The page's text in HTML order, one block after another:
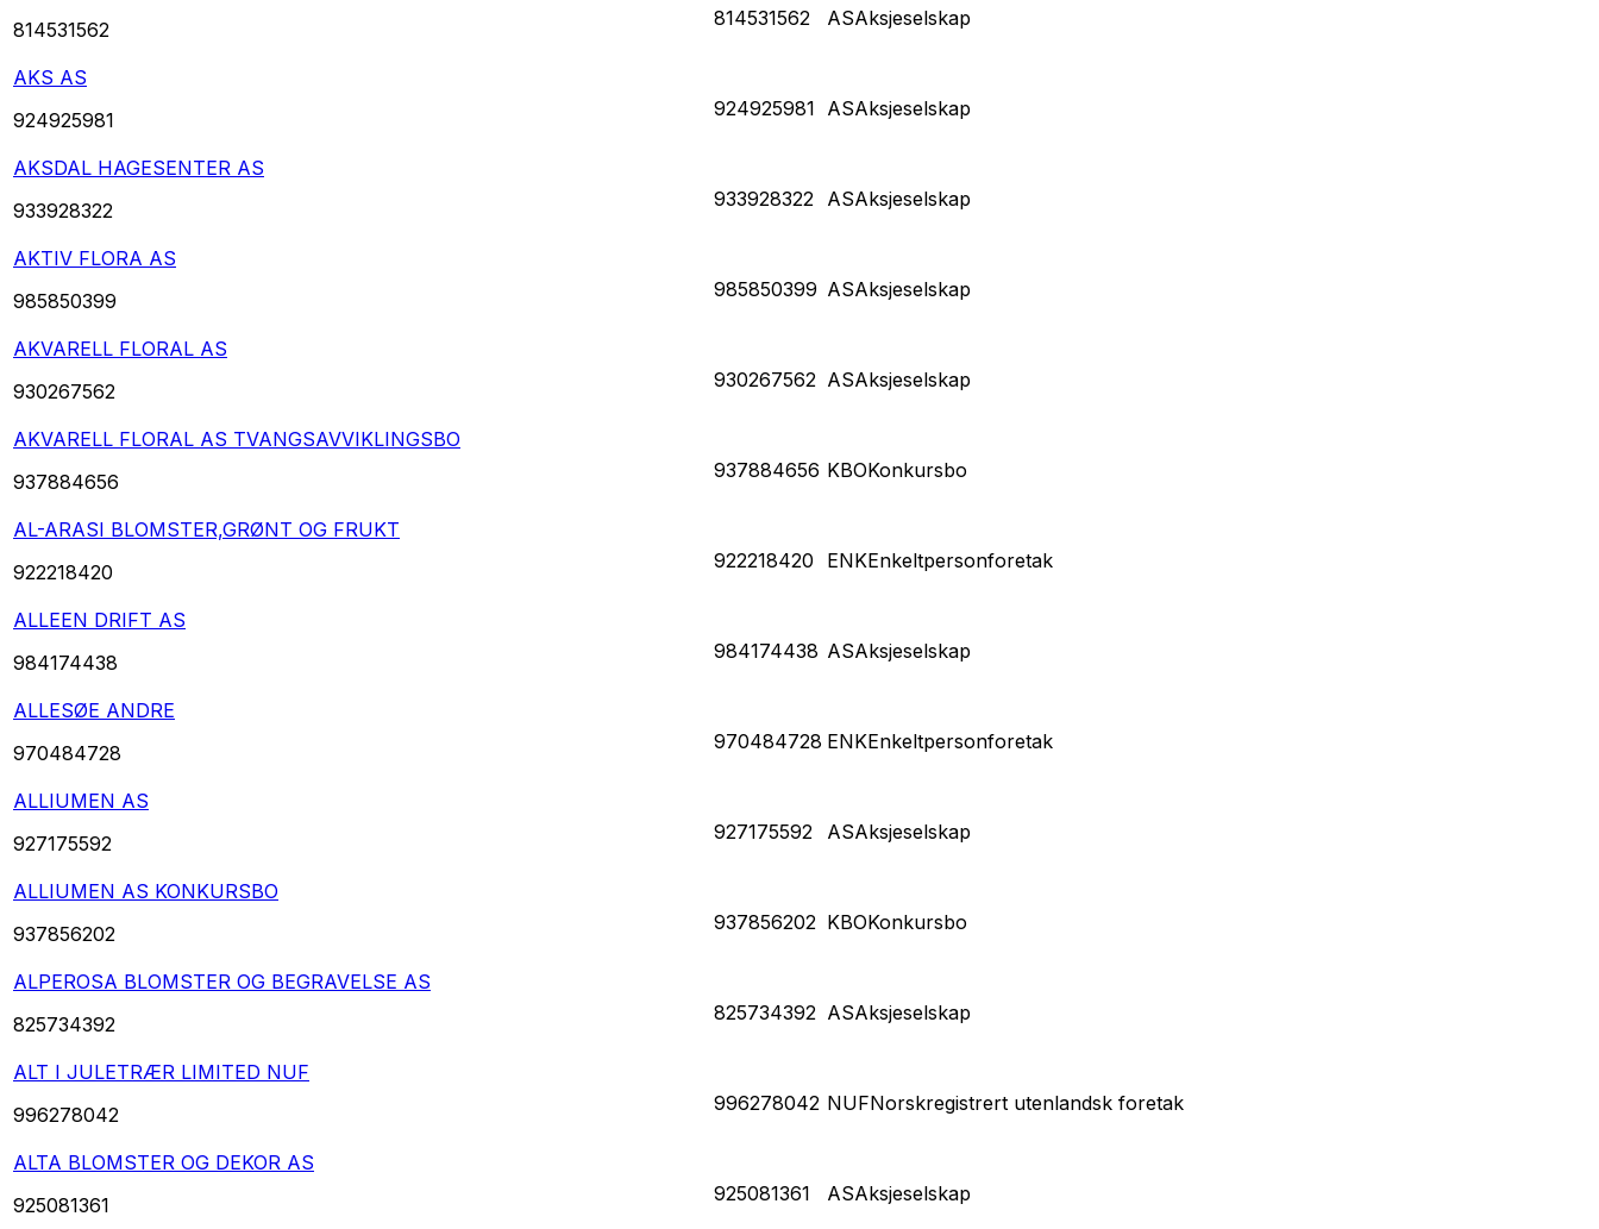
814531562
814531562 ASAksjeselskap
AKS AS
924925981
924925981 ASAksjeselskap
AKSDAL HAGESENTER AS
933928322
933928322 ASAksjeselskap
AKTIV FLORA AS
985850399
985850399 ASAksjeselskap
AKVARELL FLORAL AS
930267562
930267562 ASAksjeselskap
AKVARELL FLORAL AS TVANGSAVVIKLINGSBO
937884656
937884656 KBOKonkursbo
AL-ARASI BLOMSTER,GRØNT OG FRUKT
922218420
922218420 ENKEnkeltpersonforetak
ALLEEN DRIFT AS
984174438
984174438 ASAksjeselskap
ALLESØE ANDRE
970484728
970484728 ENKEnkeltpersonforetak
ALLIUMEN AS
927175592
927175592 ASAksjeselskap
ALLIUMEN AS KONKURSBO
937856202
937856202 KBOKonkursbo
ALPEROSA BLOMSTER OG BEGRAVELSE AS
825734392
825734392 ASAksjeselskap
ALT I JULETRÆR LIMITED NUF
996278042
996278042 NUFNorskregistrert utenlandsk foretak
ALTA BLOMSTER OG DEKOR AS
925081361
925081361 ASAksjeselskap